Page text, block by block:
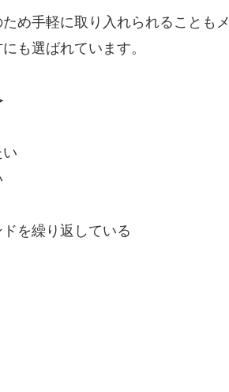
め手軽に取り入れられることもメ
も選ばれています。
を繰り返している